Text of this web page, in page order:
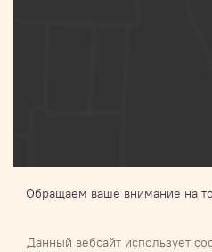
Данный вебсайт использует
Обращаем ваше внимание на